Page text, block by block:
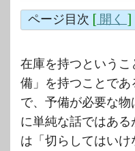
ページ目次 [ 開く ]
在庫を持つという
備」を持つことで
で、予備が必要な
に単純な話ではあ
は「切らしてはい